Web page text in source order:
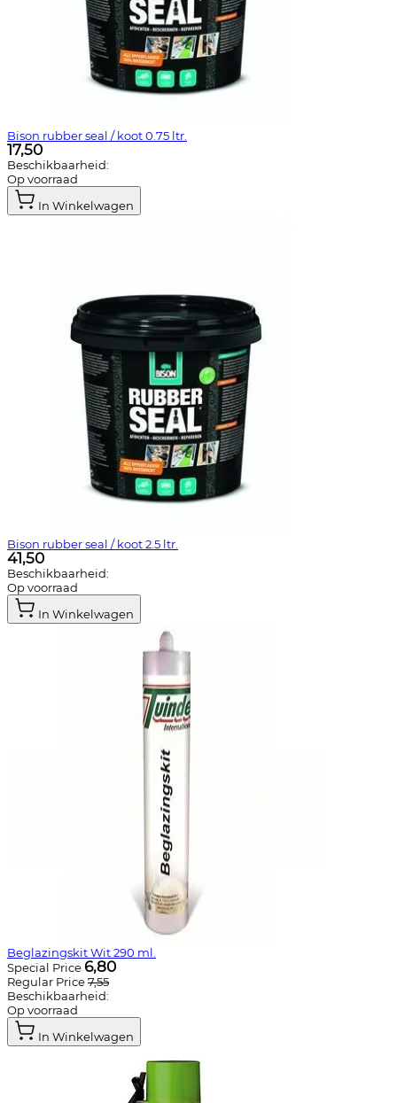
Bison rubber seal / koot 0.75 ltr.
17,50
Beschikbaarheid:
Op voorraad
In Winkelwagen
Bison rubber seal / koot 2.5 ltr.
41,50
Beschikbaarheid:
Op voorraad
In Winkelwagen
Beglazingskit Wit 290 ml.
Special Price 6,80
Regular Price7,55
Beschikbaarheid:
Op voorraad
In Winkelwagen